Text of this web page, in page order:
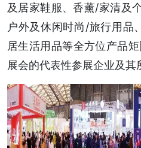
及居家鞋服、香薰/家清及
户外及休闲时尚/旅行用品
居生活用品等全方位产品
展会的代表性参展企业及其